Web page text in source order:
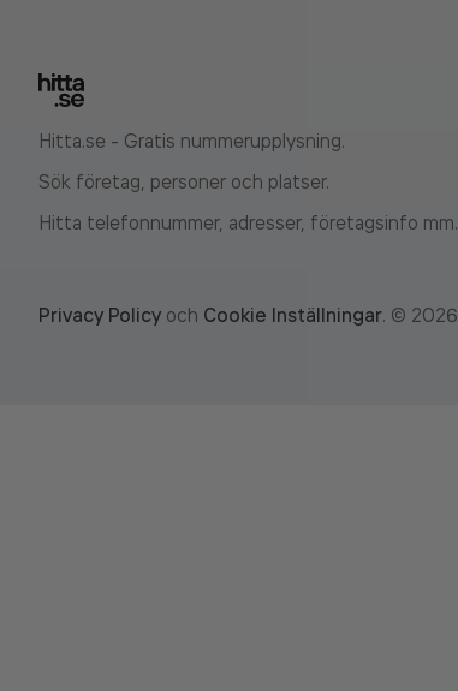
Hitta.se - Gratis nummerupplysning.
Sök företag, personer och platser.
Hitta telefonnummer, adresser, företagsinfo mm.
Privacy Policy och Cookie Inställningar. © 2026